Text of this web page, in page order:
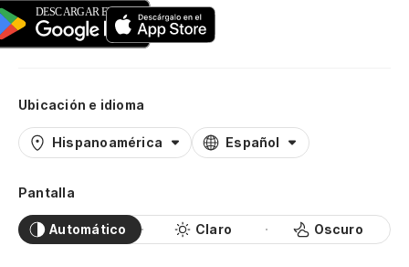
Ubicación e idioma
Hispanoamérica Español
Pantalla
Automático Claro Oscuro